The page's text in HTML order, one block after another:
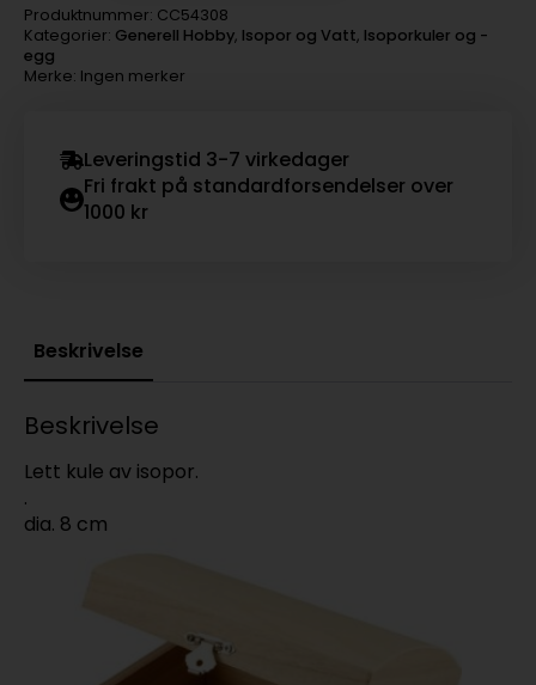
Produktnummer: CC54308
Kategorier: Generell Hobby, Isopor og Vatt, Isoporkuler og -
egg
Merke: Ingen merker
Leveringstid 3-7 virkedager
Fri frakt på standardforsendelser over
1000 kr
Beskrivelse
Beskrivelse
Lett kule av isopor.
.
dia. 8 cm